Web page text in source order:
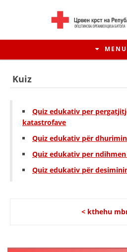
MENU
Kuiz
Quiz edukativ per
katastrofave
Quiz edukativ për
Quiz edukativ per
Quiz edukativ për
< kthehu